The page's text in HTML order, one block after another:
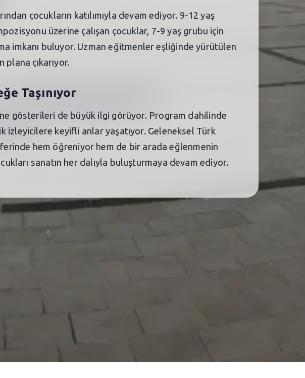
çocukların katılımıyla devam ediyor. 9-12 yaş
üzerine çalışan çocuklar, 7-9 yaş grubu için
imkanı buluyor. Uzman eğitmenler eşliğinde yürütülen
plana çıkarıyor.
Taşınıyor
gösterileri de büyük ilgi görüyor. Program dahilinde
izleyicilere keyifli anlar yaşatıyor. Geleneksel Türk
hem öğreniyor hem de bir arada eğlenmenin
sanatın her dalıyla buluşturmaya devam ediyor.